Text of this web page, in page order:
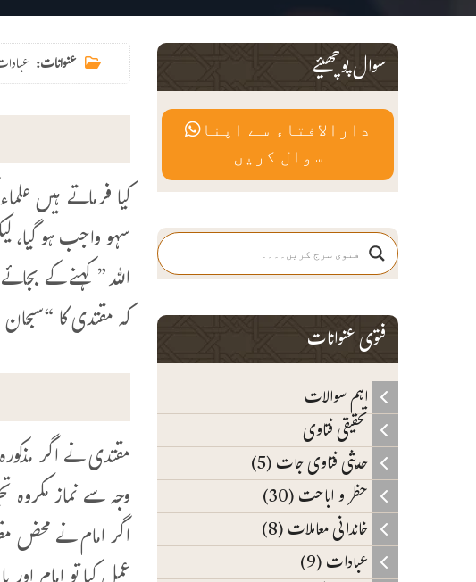
عنوانات:
کیا فرماتے ہیں
سہو واجب ہو گیا،
اللہ” کہنے کے
کہ مقتدی کا
مقتدی نے اگر
وجہ سے نماز مکروہ
اگر امام نے محض
سوال پوچھیئے
دارالافتاء سے اپنا
سوال کریں
فتوی عنوانات
اہم سوالات
تحقیقی فتاوی
حدیثی فتاوی جات (5)
حظر و اباحت (30)
خاندانی معاملات (8)
عبادات (9)